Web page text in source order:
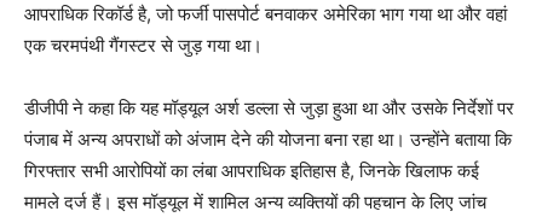
आपराधिक रिकॉर्ड है, जो फर्जी पासपोर्ट बनवाकर अमेरिका भाग गया था और वहां
एक चरमपंथी गैंगस्टर से जुड़ गया था।
डीजीपी ने कहा कि यह मॉड्यूल अर्श डल्ला से जुड़ा हुआ था और उसके निर्देशों पर
पंजाब में अन्य अपराधों को अंजाम देने की योजना बना रहा था। उन्होंने बताया कि
गिरफ्तार सभी आरोपियों का लंबा आपराधिक इतिहास है, जिनके खिलाफ कई
मामले दर्ज हैं। इस मॉड्यूल में शामिल अन्य व्यक्तियों की पहचान के लिए जांच